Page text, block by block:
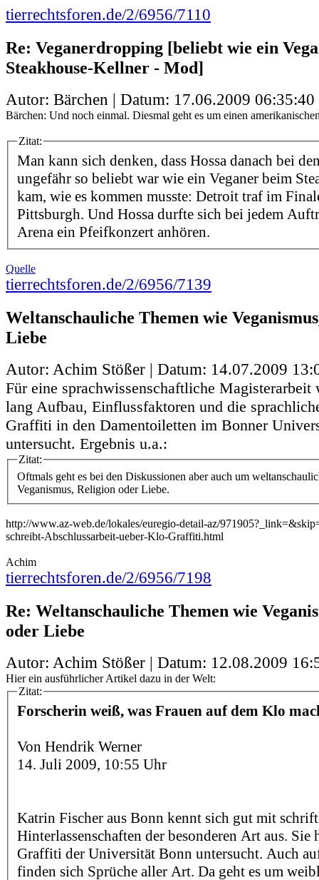
tierrechtsforen.de/2/6956/7110
Re: Veganerdropping [beliebt wie ein
Steakhouse-Kellner - Mod]
Autor: Bärchen | Datum: 17.06.2009 06:35:40
Bärchen: Und noch einmal. Diesmal geht es um einen
Zitat:
Man kann sich denken, dass Hossa danach bei
ungefähr so beliebt war wie ein Veganer beim
kam, wie es kommen musste: Detroit traf im
Pittsburgh. Und Hossa durfte sich bei jedem
Arena ein Pfeifkonzert anhören.
Quelle
tierrechtsforen.de/2/6956/7139
Weltanschauliche Themen wie
Liebe
Autor: Achim Stößer | Datum: 14.07.2009
Für eine sprachwissenschaftliche Magisterarbeit
lang Aufbau, Einflussfaktoren und die
Graffiti in den Damentoiletten im Bonner
untersucht. Ergebnis u.a.:
Zitat:
Oftmals geht es bei den Diskussionen aber auch um
Veganismus, Religion oder Liebe.
http://www.az-web.de/lokales/euregio-detail-az/
schreibt-Abschlussarbeit-ueber-Klo-Graffiti.html
Achim
tierrechtsforen.de/2/6956/7198
Re: Weltanschauliche Themen wie
oder Liebe
Autor: Achim Stößer | Datum: 12.08.2009
Hier ein ausführlicher Artikel dazu in der Welt:
Zitat:
Forscherin weiß, was Frauen auf dem Klo
Von Hendrik Werner
14. Juli 2009, 10:55 Uhr
Katrin Fischer aus Bonn kennt sich gut mit
Hinterlassenschaften der besonderen Art aus. Sie
Graffiti der Universität Bonn untersucht. Auch
finden sich Sprüche aller Art. Da geht es um